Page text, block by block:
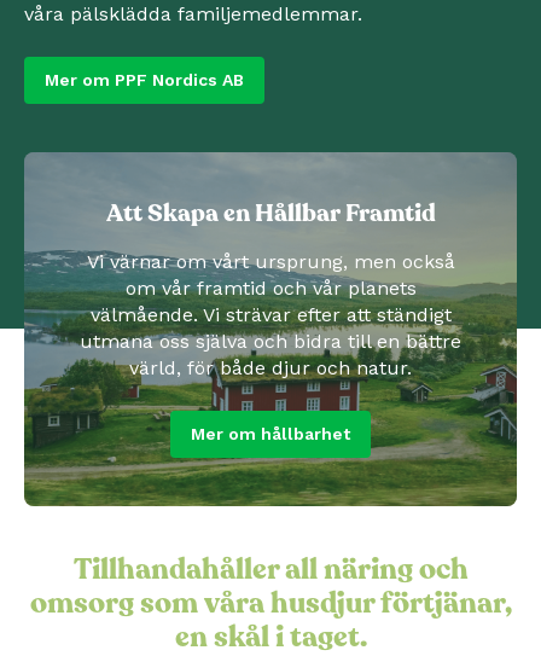
våra pälsklädda familjemedlemmar.
Mer om PPF Nordics AB
Att Skapa en Hållbar Framtid
Vi värnar om vårt ursprung, men också
om vår framtid och vår planets
välmående. Vi strävar efter att ständigt
utmana oss själva och bidra till en bättre
värld, för både djur och natur.
Mer om hållbarhet
Tillhandahåller all näring och
omsorg som våra husdjur förtjänar,
en skål i taget.